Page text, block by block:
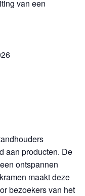
van een
aan producten. De
ontspannen
maakt deze
bezoekers van het